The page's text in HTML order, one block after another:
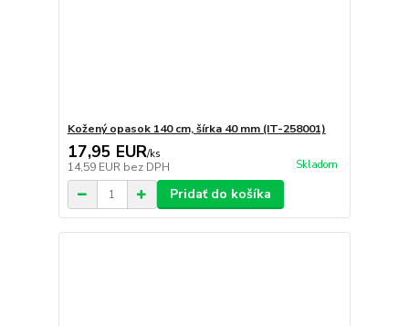
Kožený opasok 140 cm, šírka 40 mm (IT-258001)
17,95 EUR/ks
14,59 EUR bez DPH Skladom
Pridať do košíka